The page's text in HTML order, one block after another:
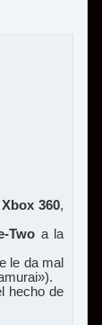
Xbox 360,
Two a la
le da mal
hecho de